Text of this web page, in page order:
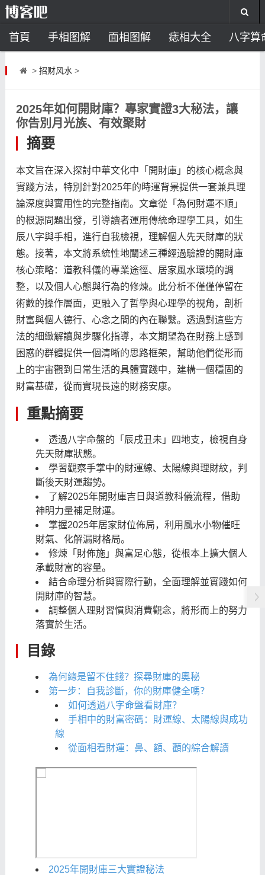
首頁 手相图解 面相图解 痣相大全 八字算
风水开运 助运饰品
> 招财风水 >
2025年如何開財庫？專家實證3大秘法，讓
你告別月光族、有效聚財
摘要
本文旨在深入探討中華文化中「開財庫」的核心概念與
實踐方法，特別針對2025年的時運背景提供一套兼具理
論深度與實用性的完整指南。文章從「為何財運不順」
的根源問題出發，引導讀者運用傳統命理學工具，如生
辰八字與手相，進行自我檢視，理解個人先天財庫的狀
態。接著，本文將系統性地闡述三種經過驗證的開財庫
核心策略：道教科儀的專業途徑、居家風水環境的調
整，以及個人心態與行為的修煉。此分析不僅僅停留在
術數的操作層面，更融入了哲學與心理學的視角，剖析
財富與個人德行、心念之間的內在聯繫。透過對這些方
法的細緻解讀與步驟化指導，本文期望為在財務上感到
困惑的群體提供一個清晰的思路框架，幫助他們從形而
上的宇宙觀到日常生活的具體實踐中，建構一個穩固的
財富基礎，從而實現長遠的財務安康。
重點摘要
透過八字命盤的「辰戌丑未」四地支，檢視自身
先天財庫狀態。
學習觀察手掌中的財運線、太陽線與理財紋，判
斷後天財運趨勢。
了解2025年開財庫吉日與道教科儀流程，借助
神明力量補足財運。
掌握2025年居家財位佈局，利用風水小物催旺
財氣、化解漏財格局。
修煉「財佈施」與富足心態，從根本上擴大個人
承載財富的容量。
結合命理分析與實際行動，全面理解並實踐如何
開財庫的智慧。
調整個人理財習慣與消費觀念，將形而上的努力
落實於生活。
目錄
為何總是留不住錢？探尋財庫的奧秘
第一步：自我診斷，你的財庫健全嗎？
如何透過八字命盤看財庫？
手相中的財富密碼：財運線、太陽線與成功
線
從面相看財運：鼻、額、顴的綜合解讀
2025年開財庫三大實證秘法